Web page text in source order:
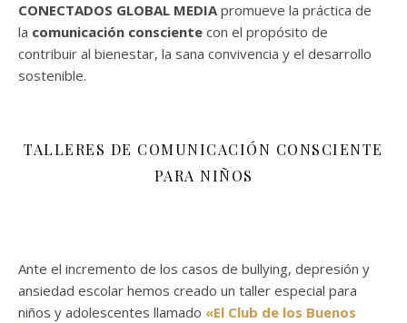
CONECTADOS GLOBAL MEDIApromueve la práctica de
la comunicación consciente con el propósito de
contribuir al bienestar, la sana convivencia y el desarrollo
sostenible.
TALLERES DE COMUNICACIÓN CONSCIENTE
PARA NIÑOS
Ante el incremento de los casos de bullying, depresión y
ansiedad escolar hemos creado un taller especial para
niños y adolescentes llamado «El Club de los Buenos